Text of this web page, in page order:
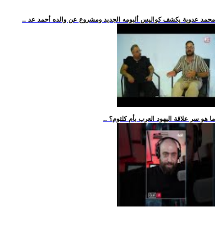
.. محمد عدوية يكشف كواليس ألبومه الجديد ومشروع عن والده أحمد عد
.. ما هو سر علاقة اليهود العرب بأم كلثوم؟